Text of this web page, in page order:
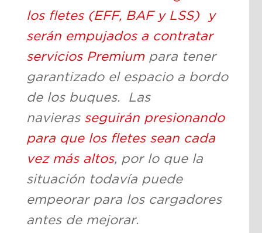
los fletes (EFF, BAF y LSS) y
serán empujados a contratar
servicios Premiumpara tener
garantizado el espacio a bordo
de los buques. Las
navieras seguirán presionando
para que los fletes sean cada
vez más altos, por lo que la
situación todavía puede
empeorar para los cargadores
antes de mejorar.